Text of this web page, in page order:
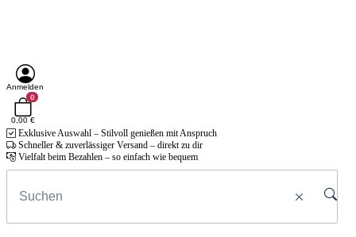
Anmelden
0
0,00 €
Exklusive Auswahl – Stilvoll genießen mit Anspruch
Schneller & zuverlässiger Versand – direkt zu dir
Vielfalt beim Bezahlen – so einfach wie bequem